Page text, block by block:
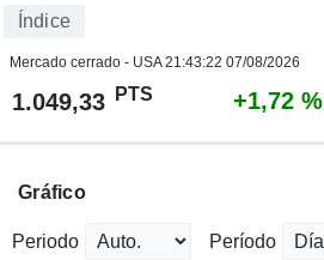
Índice
Mercado cerrado - USA21:43:22 07/08/2026
1.049,33 PTS +1,72 %
Gráfico
Periodo Período